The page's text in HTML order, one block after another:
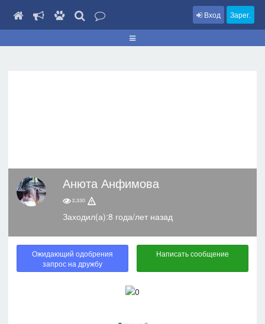
Вход Зарег.
Анюта Анфимова
2,330
Заходил(а):8 года/лет назад
Ожидающий одобрения
запрос на дружбу
Написать сообщение